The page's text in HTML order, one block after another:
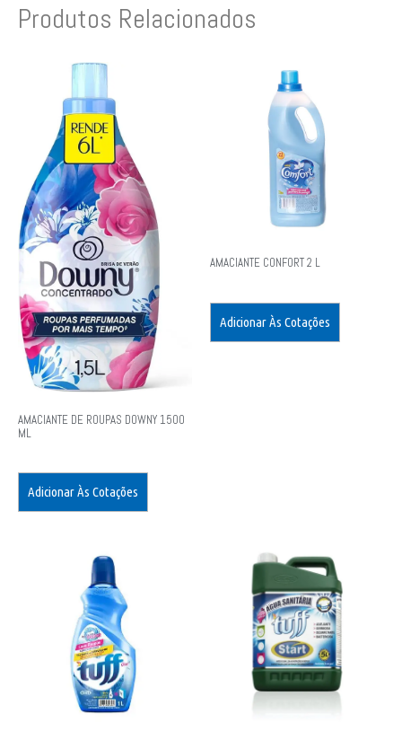
Produtos Relacionados
AMACIANTE DE ROUPAS DOWNY 1500
ML
Adicionar Às Cotações
AMACIANTE CONFORT 2 L
Adicionar Às Cotações